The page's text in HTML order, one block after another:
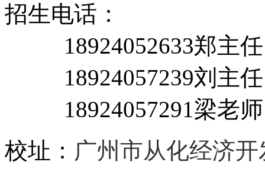
招生电话：
18924052633郑主
18924057239刘主任
18924057291梁老师
校址： 广州市从化经济